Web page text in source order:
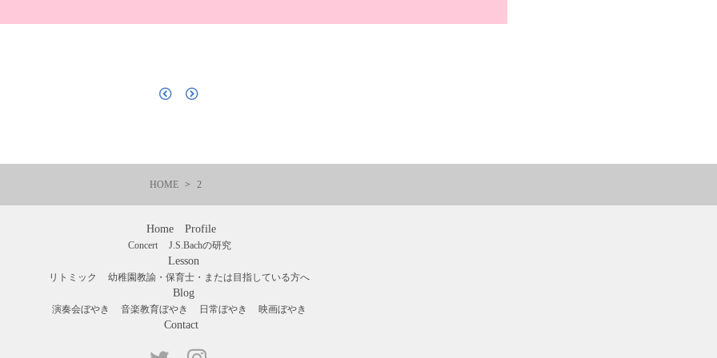
HOME 2
Home Profile
Concert J.S.Bachの研究
Lesson
リトミック 幼稚園教諭・保育士・または目指している方へ
Blog
演奏会ぼやき 音楽教育ぼやき 日常ぼやき 映画ぼやき
Contact